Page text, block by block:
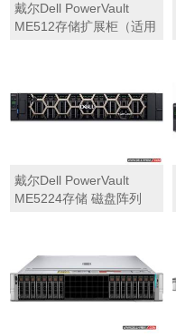
戴尔Dell PowerVault
ME512存储扩展柜（适用
戴尔Dell PowerVault
ME5224存储 磁盘阵列